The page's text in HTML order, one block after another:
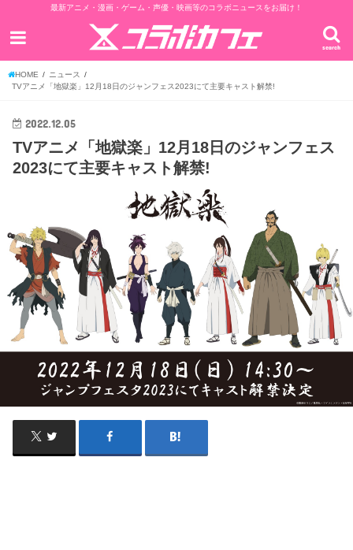
最新アニメ・漫画・ゲーム・声優・映画等のコラボニュースをお届け！
search
HOME
ニュース
TVアニメ「地獄楽」12月18日のジャンフェス2023にて主要キャスト解禁!
2022.12.05
TVアニメ「地獄楽」12月18日のジャンフェス
2023にて主要キャスト解禁!